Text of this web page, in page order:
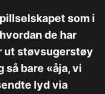
som i
de har
ut støvsugerstøy
så bare «åja, vi
lyd via